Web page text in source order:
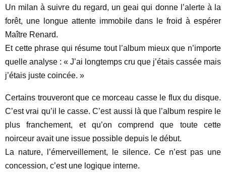
Un milan à suivre du regard, un geai qui donne l’alerte à la
forêt, une longue attente immobile dans le froid à espérer
Maître Renard.
Et cette phrase qui résume tout l’album mieux que n’importe
quelle analyse : « J’ai longtemps cru que j’étais cassée mais
j’étais juste coincée. »
Certains trouveront que ce morceau casse le flux du disque.
C’est vrai qu’il le casse. C’est aussi là que l’album respire le
plus franchement, et qu’on comprend que toute cette
noirceur avait une issue possible depuis le début.
La nature, l’émerveillement, le silence. Ce n’est pas une
concession, c’est une logique interne.